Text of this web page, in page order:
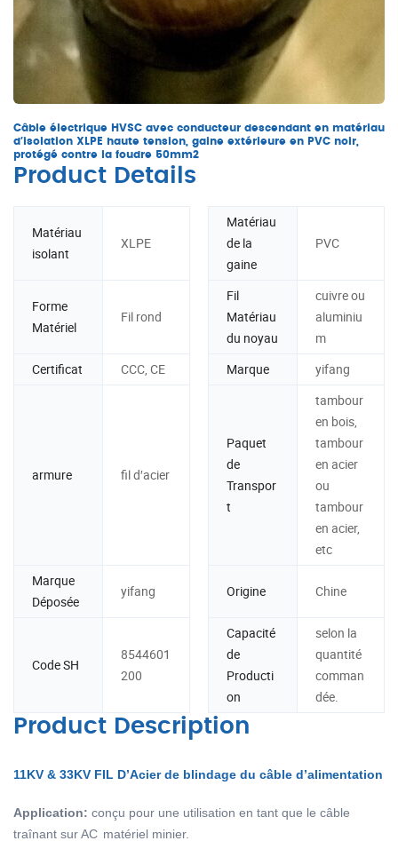
Câble électrique HVSC avec conducteur descendant en matériau
d′isolation XLPE haute tension, gaine extérieure en PVC noir,
protégé contre la foudre 50mm2
Product Details
Matériau
isolant
XLPE
Matériau
de la
gaine
PVC
Forme
Matériel
Fil rond
Fil
Matériau
du noyau
cuivre ou
aluminiu
m
Certificat
CCC, CE Marque yifang
armure fil d′acier
Paquet
de
Transpor
t
tambour
en bois,
tambour
en acier
ou
tambour
en acier,
etc
Marque
Déposée
yifang Origine Chine
Code SH
8544601
200
Capacité
de
Producti
on
selon la
quantité
comman
dée.
Product Description
11KV & 33KV FIL D’Acier de blindage du câble d’alimentation
Application: conçu pour une utilisation en tant que le câble
traînant sur AC matériel minier.